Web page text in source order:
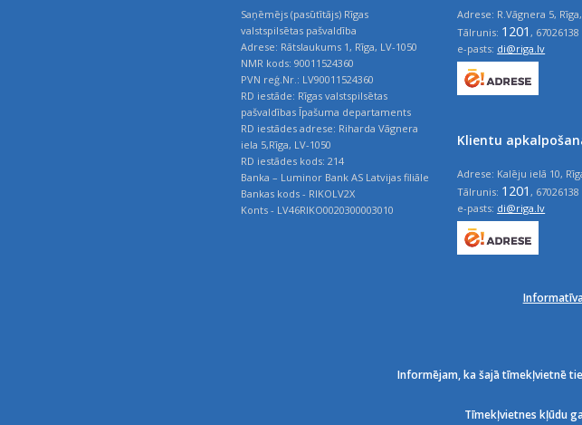
Saņēmējs (pasūtītājs) Rīgas
valstspilsētas pašvaldība
Adrese: Rātslaukums 1, Rīga, LV-1050
NMR kods: 90011524360
PVN reģ.Nr.: LV90011524360
RD iestāde: Rīgas valstspilsētas
pašvaldības Īpašuma departaments
RD iestādes adrese: Riharda Vāgnera
iela 5,Rīga, LV-1050
RD iestādes kods: 214
Banka – Luminor Bank AS Latvijas filiāle
Bankas kods - RIKOLV2X
Konts - LV46RIKO0020300003010
Adrese: R.Vāgnera 5,
Tālrunis: 1201, 67026138
e-pasts: di@riga.lv
Klientu
Adrese: Kalēju ielā 10,
Tālrunis: 1201, 67026138
e-pasts: di@riga.lv
Informējam, ka šajā tīmekļvietnē
Tīmekļvietnes kļūdu